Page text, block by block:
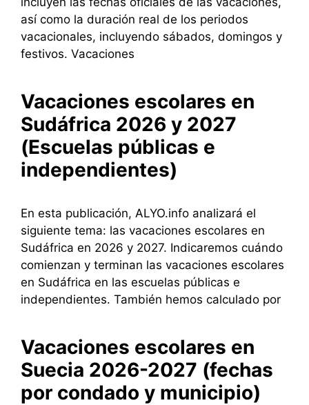
así como la duración real de los periodos
vacacionales, incluyendo sábados, domingos y
festivos. Vacaciones
Vacaciones escolares en
Sudáfrica 2026 y 2027
(Escuelas públicas e
independientes)
En esta publicación, ALYO.info analizará el
siguiente tema: las vacaciones escolares en
Sudáfrica en 2026 y 2027. Indicaremos cuándo
comienzan y terminan las vacaciones escolares
en Sudáfrica en las escuelas públicas e
independientes. También hemos calculado por
Vacaciones escolares en
Suecia 2026-2027 (fechas
por condado y municipio)